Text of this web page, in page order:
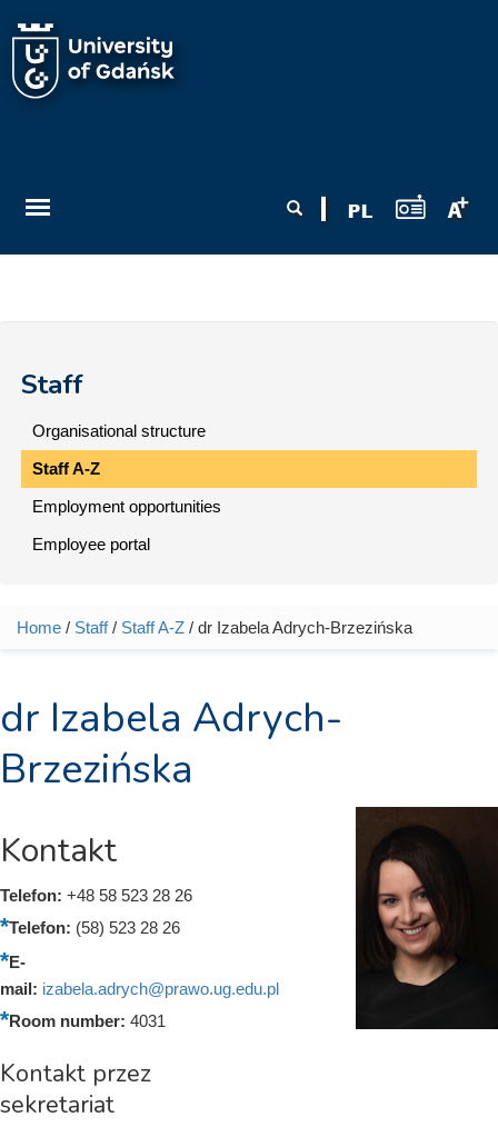
Staff
Organisational structure
Staff A-Z
Employment opportunities
Employee portal
You are here
Home / Staff/ Staff A-Z / dr Izabela Adrych-Brzezińska
dr Izabela Adrych-
Brzezińska
Kontakt
Telefon: +48 58 523 28 26
Telefon: (58) 523 28 26
E-
mail: izabela.adrych@prawo.ug.edu.pl
Room number: 4031
Kontakt przez
sekretariat